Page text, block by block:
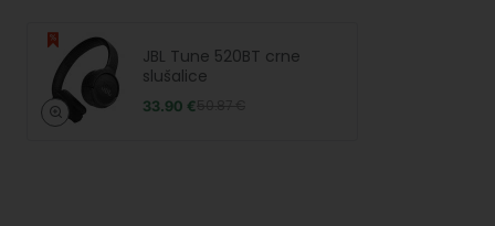
JBL Tune 520BT crne
slušalice
33.90 €